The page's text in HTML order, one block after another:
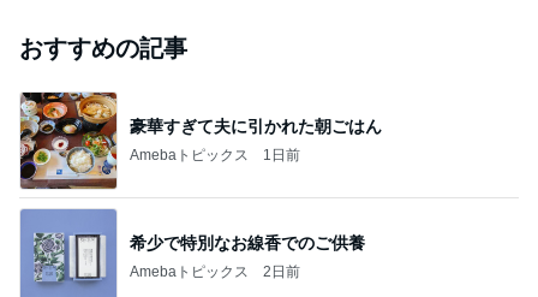
おすすめの記事
豪華すぎて夫に引かれた朝ごはん
Amebaトピックス 1日前
希少で特別なお線香でのご供養
Amebaトピックス 2日前